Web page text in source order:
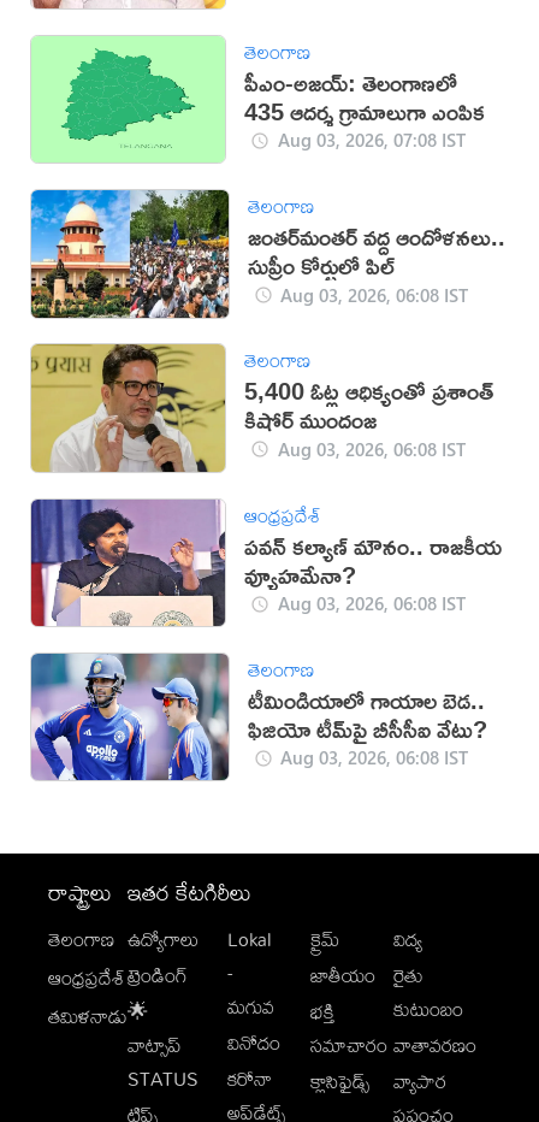
తెలంగాణ
పీఎం-అజయ్: తెలంగాణలో
435 ఆదర్శ గ్రామాలుగా ఎంపిక
Aug 03, 2026, 07:08 IST
తెలంగాణ
జంతర్‌మంతర్‌ వద్ద ఆందోళనలు..
సుప్రీం కోర్టులో పిల్
Aug 03, 2026, 06:08 IST
తెలంగాణ
5,400 ఓట్ల ఆధిక్యంతో ప్రశాంత్
కిషోర్ ముందంజ
Aug 03, 2026, 06:08 IST
ఆంధ్రప్రదేశ్
పవన్ కల్యాణ్ మౌనం.. రాజకీయ
వ్యూహమేనా?
Aug 03, 2026, 06:08 IST
తెలంగాణ
టీమిండియాలో గాయాల బెడ..
ఫిజియో టీమ్‌పై బీసీసీఐ వేటు?
Aug 03, 2026, 06:08 IST
రాష్ట్రాలు
తెలంగాణ
ఆంధ్రప్రదేశ్
తమిళనాడు
ఇతర కేటగిరీలు
ఉద్యోగాలు
ట్రెండింగ్
🌟
వాట్సాప్
STATUS
Lokal
-
మగువ
వినోదం
కరోనా
అప్‌డేట్స్
క్రైమ్
జాతీయం
భక్తి
సమాచారం
క్లాసిఫైడ్స్
విద్య
రైతు
కుటుంబం
వాతావరణం
వ్యాపార